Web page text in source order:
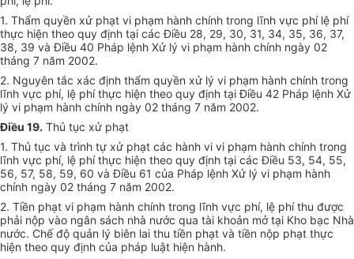
1. Thẩm quyền xử phạt vi phạm hành chính trong lĩnh vực phí lệ phí
thực hiện theo quy định tại các Điều 28, 29, 30, 31, 34, 35, 36, 37,
38, 39 và Điều 40 Pháp lệnh Xử lý vi phạm hành chính ngày 02
tháng 7 năm 2002.
2. Nguyên tắc xác định thẩm quyền xử lý vi phạm hành chính trong
lĩnh vực phí, lệ phí thực hiện theo quy định tại Điều 42 Pháp lệnh Xử
lý vi phạm hành chính ngày 02 tháng 7 năm 2002.
Điều 19. Thủ tục xử phạt
1. Thủ tục và trình tự xử phạt các hành vi vi phạm hành chính trong
lĩnh vực phí, lệ phí thực hiện theo quy định tại các Điều 53, 54, 55,
56, 57, 58, 59, 60 và Điều 61 của Pháp lệnh Xử lý vi phạm hành
chính ngày 02 tháng 7 năm 2002.
2. Tiền phạt vi phạm hành chính trong lĩnh vực phí, lệ phí thu được
phải nộp vào ngân sách nhà nước qua tài khoản mở tại Kho bạc Nhà
nước. Chế độ quản lý biên lai thu tiền phạt và tiền nộp phạt thực
hiện theo quy định của pháp luật hiện hành.